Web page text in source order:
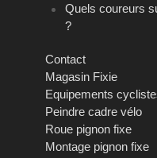
Quels coureurs
?
Contact
Magasin Fixie
Equipements
Peindre cadre vélo
Roue pignon fixe
Montage pignon fixe